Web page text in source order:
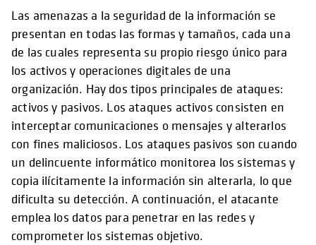
Las amenazas a la seguridad de la información se
presentan en todas las formas y tamaños, cada una
de las cuales representa su propio riesgo único para
los activos y operaciones digitales de una
organización. Hay dos tipos principales de ataques:
activos y pasivos. Los ataques activos consisten en
interceptar comunicaciones o mensajes y alterarlos
con fines maliciosos. Los ataques pasivos son cuando
un delincuente informático monitorea los sistemas y
copia ilícitamente la información sin alterarla, lo que
dificulta su detección. A continuación, el atacante
emplea los datos para penetrar en las redes y
comprometer los sistemas objetivo.